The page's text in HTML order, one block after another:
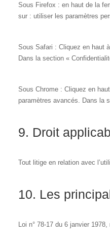
Sous Firefox : en haut de la
sur : utiliser les paramètres
Sous Safari : Cliquez en haut
Dans la section «
Sous Chrome : Cliquez en
paramètres avancés. Dans la
9. Droit
Tout litige en relation avec
10. Les
Loi n° 78-17 du 6 janvier